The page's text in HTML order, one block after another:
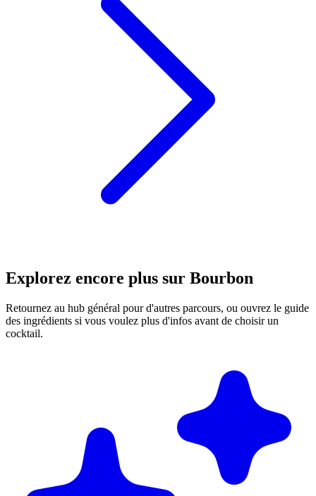
Explorez encore plus sur Bourbon
Retournez au hub général pour d'autres parcours, ou ouvrez le guide
des ingrédients si vous voulez plus d'infos avant de choisir un
cocktail.